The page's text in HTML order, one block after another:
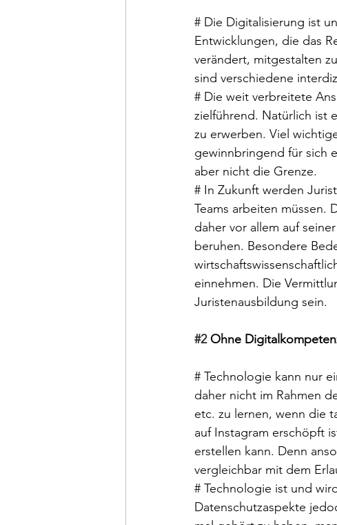
# Die Digitalisierung ist
Entwicklungen, die das
verändert, mitgestalten
sind verschiedene
# Die weit verbreitete
zielführend. Natürlich ist
zu erwerben. Viel
gewinnbringend für sich
aber nicht die Grenze.
# In Zukunft werden
Teams arbeiten müssen.
daher vor allem auf
beruhen. Besondere
einnehmen. Die
Juristenausbildung sein.
#2 Ohne
# Technologie kann nur
daher nicht im Rahmen
etc. zu lernen, wenn die
auf Instagram erschöpft
erstellen kann. Denn
vergleichbar mit dem
# Technologie ist und
Datenschutzaspekte